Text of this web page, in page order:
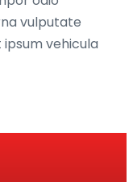
vulputate
vehicula